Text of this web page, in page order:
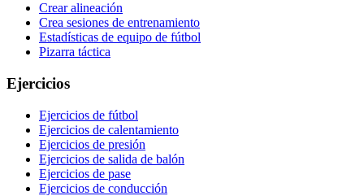
Crear alineación
Crea sesiones de entrenamiento
Estadísticas de equipo de fútbol
Pizarra táctica
Ejercicios
Ejercicios de fútbol
Ejercicios de calentamiento
Ejercicios de presión
Ejercicios de salida de balón
Ejercicios de pase
Ejercicios de conducción